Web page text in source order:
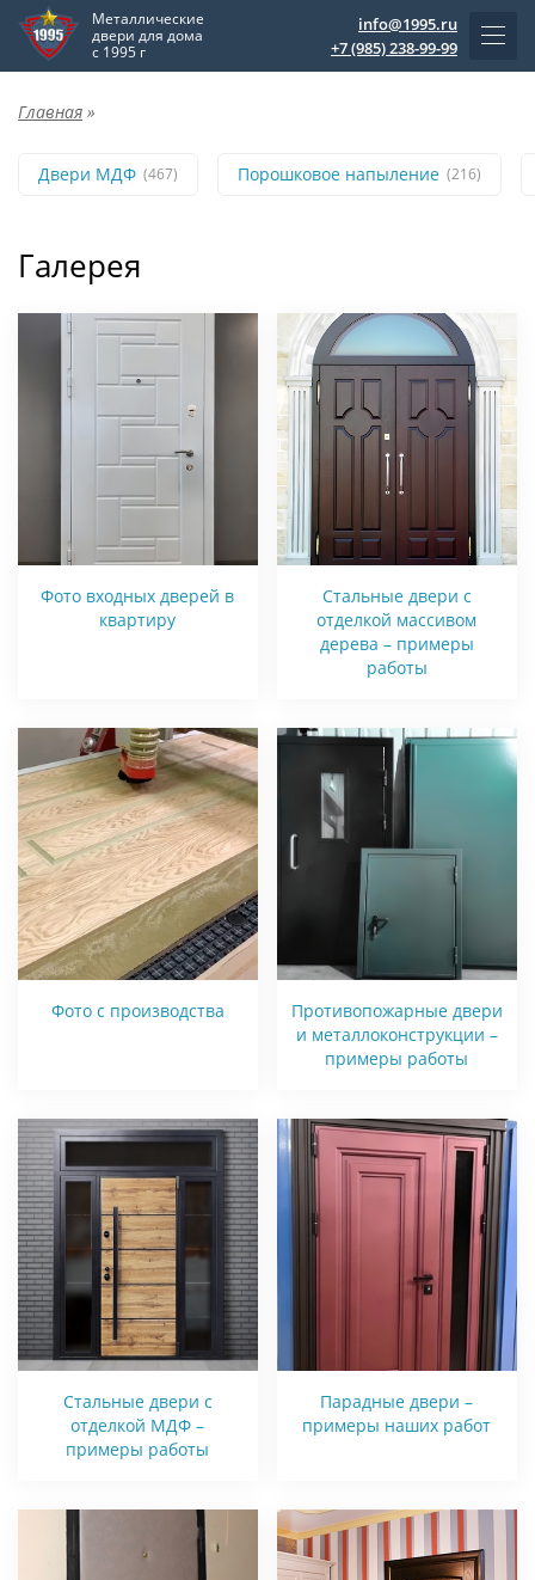
Металлические
двери для дома
с 1995 г
info@1995.ru
+7 (985) 238-99-99
Главная »
Двери МДФ (467) Порошковое напыление (216)
Галерея
Фото входных дверей в
квартиру
Стальные двери с
отделкой массивом
дерева – примеры
работы
Фото с производства
Противопожарные двери
и металлоконструкции –
примеры работы
Стальные двери с
отделкой МДФ –
примеры работы
Парадные двери –
примеры наших работ